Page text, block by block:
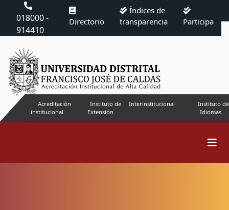
018000 -
914410
Directorio
Índices de
transparencia
Participa
Acreditación
institucional
Instituto de
Extensión
Interinstitucional
Instituto de
Idiomas